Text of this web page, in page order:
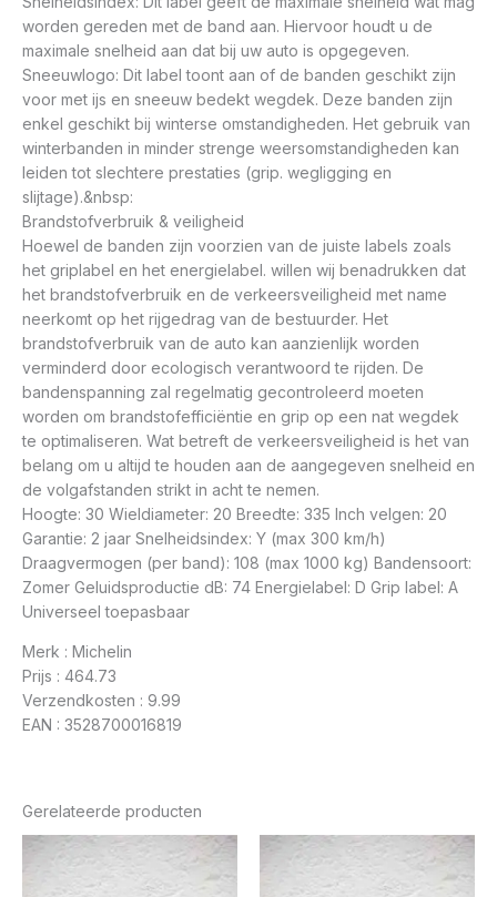
worden gereden met de band aan. Hiervoor houdt u de
maximale snelheid aan dat bij uw auto is opgegeven.
Sneeuwlogo: Dit label toont aan of de banden geschikt zijn
voor met ijs en sneeuw bedekt wegdek. Deze banden zijn
enkel geschikt bij winterse omstandigheden. Het gebruik van
winterbanden in minder strenge weersomstandigheden kan
leiden tot slechtere prestaties (grip. wegligging en
slijtage).&nbsp:
Brandstofverbruik & veiligheid
Hoewel de banden zijn voorzien van de juiste labels zoals
het griplabel en het energielabel. willen wij benadrukken dat
het brandstofverbruik en de verkeersveiligheid met name
neerkomt op het rijgedrag van de bestuurder. Het
brandstofverbruik van de auto kan aanzienlijk worden
verminderd door ecologisch verantwoord te rijden. De
bandenspanning zal regelmatig gecontroleerd moeten
worden om brandstofefficiëntie en grip op een nat wegdek
te optimaliseren. Wat betreft de verkeersveiligheid is het van
belang om u altijd te houden aan de aangegeven snelheid en
de volgafstanden strikt in acht te nemen.
Hoogte: 30 Wieldiameter: 20 Breedte: 335 Inch velgen: 20
Garantie: 2 jaar Snelheidsindex: Y (max 300 km/h)
Draagvermogen (per band): 108 (max 1000 kg) Bandensoort:
Zomer Geluidsproductie dB: 74 Energielabel: D Grip label: A
Universeel toepasbaar
Merk : Michelin
Prijs : 464.73
Verzendkosten : 9.99
EAN : 3528700016819
Gerelateerde producten